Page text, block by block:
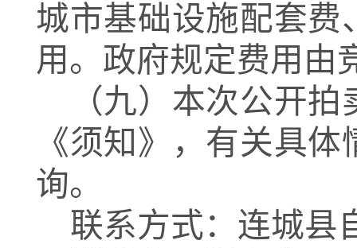
城市基础设施配套费
用。政府规定费用由
（九）本次公开
《须知》，有关具
询。
联系方式：连城县